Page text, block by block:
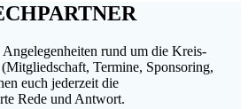
rund um die Kreis-
Termine, Sponsoring,
euch jederzeit die
Rede und Antwort.